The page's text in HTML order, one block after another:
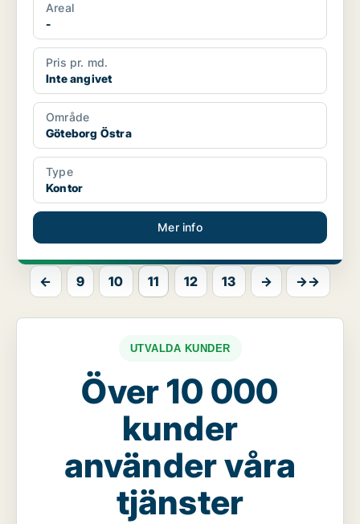
Areal
-
Pris pr. md.
Inte angivet
Område
Göteborg Östra
Type
Kontor
Mer info
← 9 10 11 12 13 → →→
UTVALDA KUNDER
Över 10 000
kunder
använder våra
tjänster